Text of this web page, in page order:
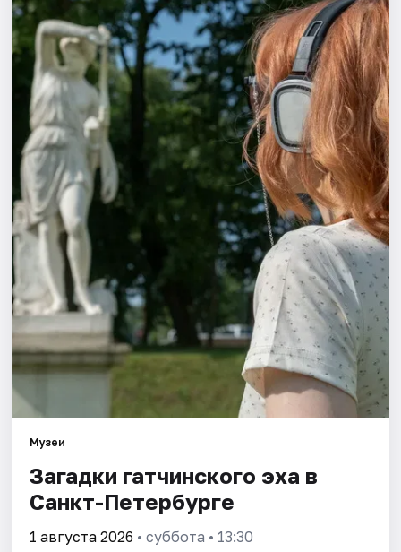
Спорт
События
Города
Площадки
Артисты
Рейтинги
Музеи
Загадки гатчинского эха в
Санкт-Петербурге
1 августа 2026 • суббота • 13:30